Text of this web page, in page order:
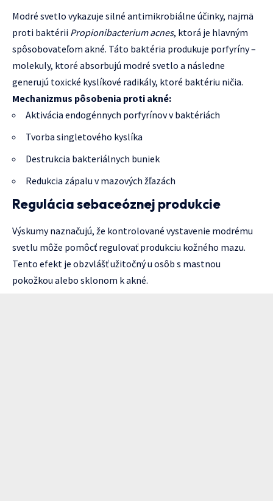
Modré svetlo vykazuje silné antimikrobiálne účinky, najmä
proti baktérii Propionibacterium acnes, ktorá je hlavným
spôsobovateľom akné. Táto baktéria produkuje porfyríny –
molekuly, ktoré absorbujú modré svetlo a následne
generujú toxické kyslíkové radikály, ktoré baktériu ničia.
Mechanizmus pôsobenia proti akné:
Aktivácia endogénnych porfyrínov v baktériách
Tvorba singletového kyslíka
Destrukcia bakteriálnych buniek
Redukcia zápalu v mazových žľazách
Regulácia sebaceóznej produkcie
Výskumy naznačujú, že kontrolované vystavenie modrému
svetlu môže pomôcť regulovať produkciu kožného mazu.
Tento efekt je obzvlášť užitočný u osôb s mastnou
pokožkou alebo sklonom k akné.